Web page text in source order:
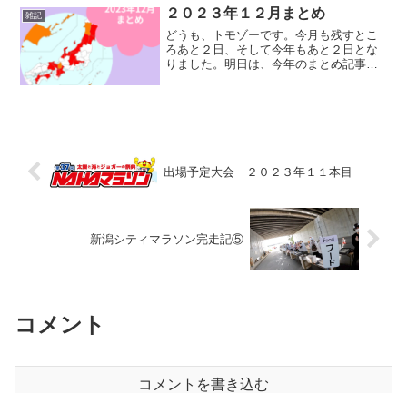
で、そちらもご覧ください。小冊子まず
は、早速買ってきました！ラ...
雑記 ２０２３年１２月まとめ
どうも、トモゾーです。今月も残すとこ
ろあと２日、そして今年もあと２日とな
りました。明日は、今年のまとめ記事を
出場予定大会 ２０２３年１１本目
新潟シティマラソン完走記⑤
コメント
コメントを書き込む